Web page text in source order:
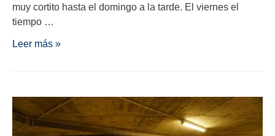
muy cortito hasta el domingo a la tarde. El viernes el
tiempo …
Leer más »